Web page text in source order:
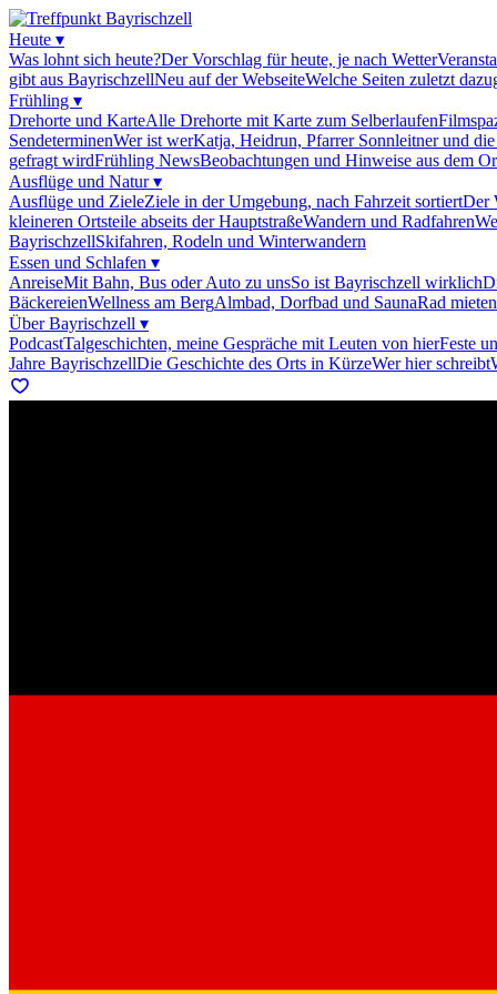
Heute ▾
Was lohnt sich heute?Der Vorschlag für heute, je nach Wetter
gibt aus BayrischzellNeu auf der WebseiteWelche Seiten zuletzt
Frühling ▾
Drehorte und KarteAlle Drehorte mit Karte zum Selberlaufen
SendeterminenWer ist werKatja, Heidrun, Pfarrer Sonnleitner und die
gefragt wirdFrühling NewsBeobachtungen und Hinweise aus dem
Ausflüge und Natur▾
Ausflüge und ZieleZiele in der Umgebung, nach Fahrzeit sortiertDer
kleineren Ortsteile abseits der HauptstraßeWandern und Radfahren
BayrischzellSkifahren, Rodeln und Winterwandern
Essen und Schlafen ▾
AnreiseMit Bahn, Bus oder Auto zu unsSo ist Bayrischzell wirklich
BäckereienWellness am BergAlmbad, Dorfbad und SaunaRad mieten
Über Bayrischzell ▾
PodcastTalgeschichten, meine Gespräche mit Leuten von hierFeste
Jahre BayrischzellDie Geschichte des Orts in KürzeWer hier schreibt